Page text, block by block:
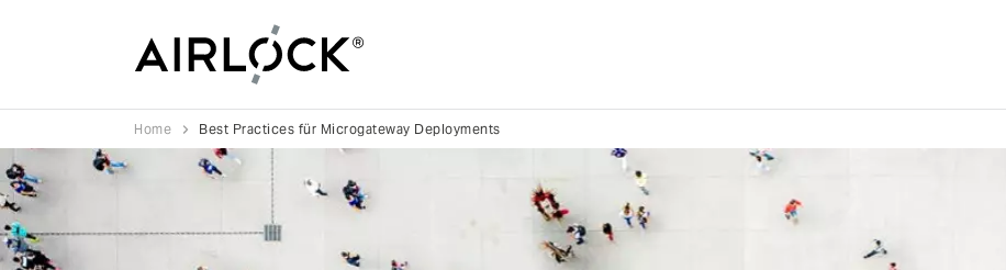
Home Best Practices für Microgateway Deployments